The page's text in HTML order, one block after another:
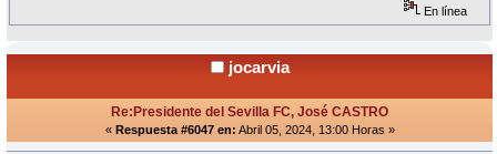
En línea
jocarvia
Re:Presidente del Sevilla FC, José CASTRO
« Respuesta #6047 en: Abril 05, 2024, 13:00 Horas »